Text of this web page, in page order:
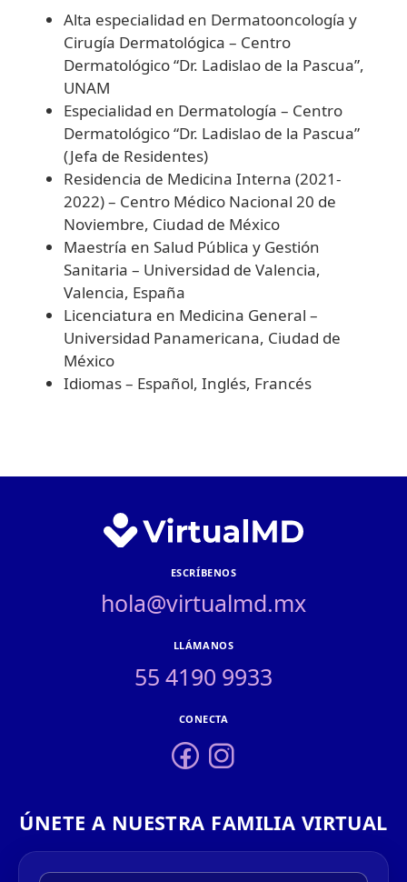
Alta especialidad en Dermatooncología y
Cirugía Dermatológica – Centro
Dermatológico “Dr. Ladislao de la Pascua”,
UNAM
Especialidad en Dermatología – Centro
Dermatológico “Dr. Ladislao de la Pascua”
(Jefa de Residentes)
Residencia de Medicina Interna (2021-
2022) – Centro Médico Nacional 20 de
Noviembre, Ciudad de México
Maestría en Salud Pública y Gestión
Sanitaria – Universidad de Valencia,
Valencia, España
Licenciatura en Medicina General –
Universidad Panamericana, Ciudad de
México
Idiomas – Español, Inglés, Francés
ESCRÍBENOS
hola@virtualmd.mx
LLÁMANOS
55 4190 9933
CONECTA
ÚNETE A NUESTRA FAMILIA VIRTUAL